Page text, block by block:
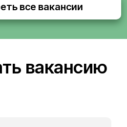
все вакансии
вакансию